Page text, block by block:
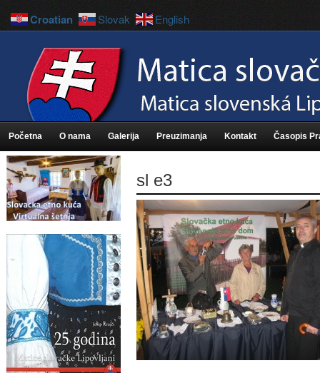
Početna O nama Galerija Preuzimanja Kontakt Časopis
sl e3
Croatian Slovak English